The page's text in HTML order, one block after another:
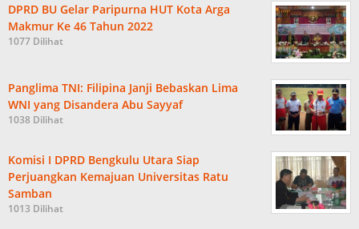
DPRD BU Gelar Paripurna HUT Kota Arga
Makmur Ke 46 Tahun 2022
1077 Dilihat
Panglima TNI: Filipina Janji Bebaskan Lima
WNI yang Disandera Abu Sayyaf
1038 Dilihat
Komisi I DPRD Bengkulu Utara Siap
Perjuangkan Kemajuan Universitas Ratu
Samban
1013 Dilihat